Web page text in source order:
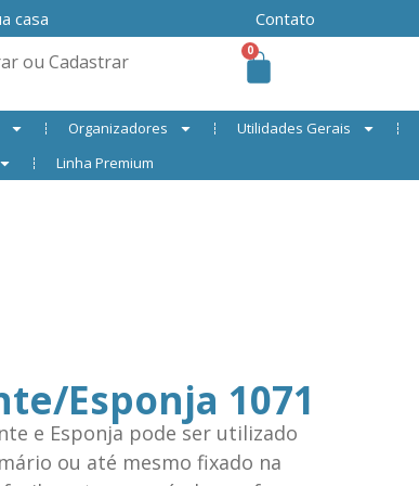
casa Contato
ou Cadastrar 0
Organizadores
Utilidades Gerais
Linha Premium
Esponja 1071
e Esponja pode ser utilizado
ou até mesmo fixado na